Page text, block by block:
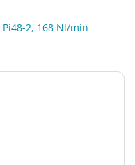
2, 168 Nl/min